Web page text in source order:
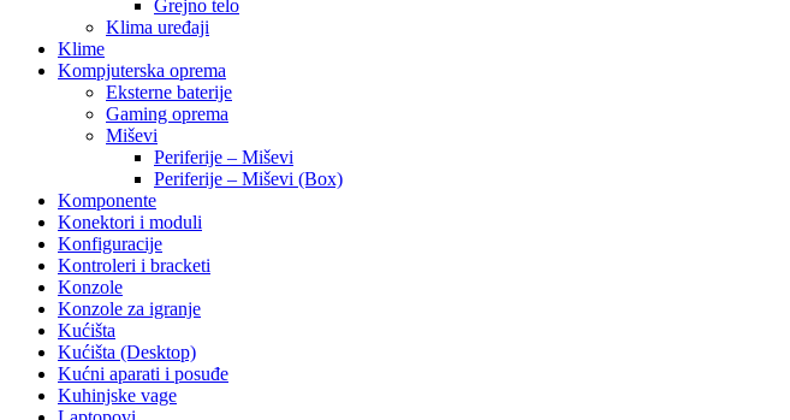
Grejno telo
Klima uređaji
Klime
Kompjuterska oprema
Eksterne baterije
Gaming oprema
Miševi
Periferije – Miševi
Periferije – Miševi (Box)
Komponente
Konektori i moduli
Konfiguracije
Kontroleri i bracketi
Konzole
Konzole za igranje
Kućišta
Kućišta (Desktop)
Kućni aparati i posuđe
Kuhinjske vage